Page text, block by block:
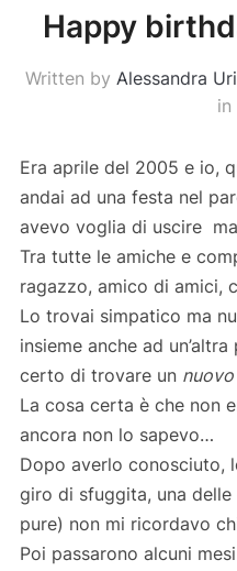
Happy
Written by Alessandra
in
Era aprile del 2005 e io,
andai ad una festa nel
avevo voglia di uscire
Tra tutte le amiche e
ragazzo, amico di amici,
Lo trovai simpatico ma
insieme anche ad
certo di trovare un nuovo
La cosa certa è che non
ancora non lo sapevo…
Dopo averlo conosciuto,
giro di sfuggita, una
pure) non mi ricordavo
Poi passarono alcuni